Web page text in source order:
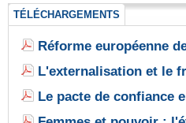
TÉLÉCHARGEMENTS
Réforme européenne
L'externalisation et le
Le pacte de confiance